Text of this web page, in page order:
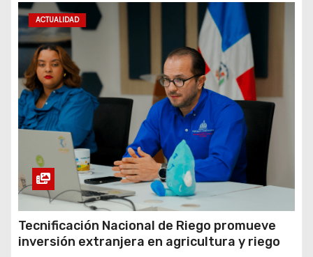
ACTUALIDAD
Tecnificación Nacional de Riego promueve
inversión extranjera en agricultura y riego